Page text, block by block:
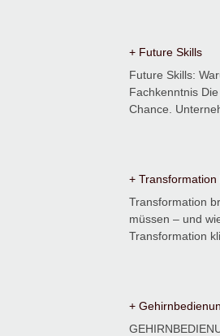
+ Future Skills
Future Skills:
Fachkenntnis
Chance.
+
Transformation
müssen – und
Transformation
+